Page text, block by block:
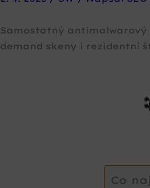
Samostatný antimalwarový
demand skeny i rezidentní
Co